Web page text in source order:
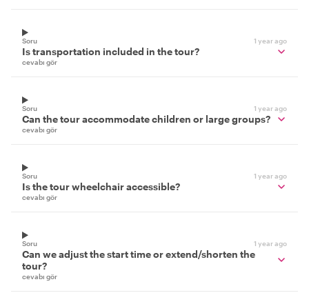
Soru 1 year ago
Is transportation included in the tour?
cevabı gör
Soru 1 year ago
Can the tour accommodate children or large groups?
cevabı gör
Soru 1 year ago
Is the tour wheelchair accessible?
cevabı gör
Soru 1 year ago
Can we adjust the start time or extend/shorten the
tour?
cevabı gör